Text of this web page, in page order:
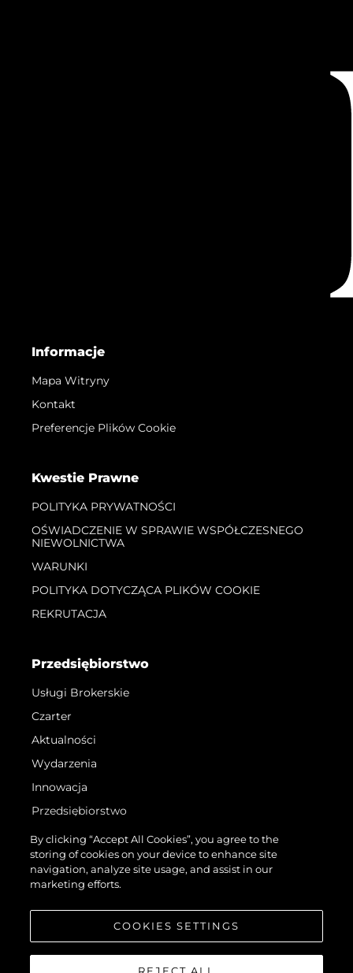
Informacje
Mapa Witryny
Kontakt
Preferencje Plików Cookie
Kwestie Prawne
POLITYKA PRYWATNOŚCI
OŚWIADCZENIE W SPRAWIE WSPÓŁCZESNEGO
NIEWOLNICTWA
WARUNKI
POLITYKA DOTYCZĄCA PLIKÓW COOKIE
REKRUTACJA
Przedsiębiorstwo
Usługi Brokerskie
Czarter
Aktualności
Wydarzenia
Innowacja
Przedsiębiorstwo
Zespół
Styl Życia
Tradycja
By clicking “Accept All Cookies”, you agree to the
storing of cookies on your device to enhance site
navigation, analyze site usage, and assist in our
marketing efforts.
COOKIES SETTINGS